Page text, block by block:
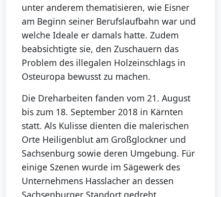
unter anderem thematisieren, wie Eisner
am Beginn seiner Berufslaufbahn war und
welche Ideale er damals hatte. Zudem
beabsichtigte sie, den Zuschauern das
Problem des illegalen Holzeinschlags in
Osteuropa bewusst zu machen.
Die Dreharbeiten fanden vom 21. August
bis zum 18. September 2018 in Kärnten
statt. Als Kulisse dienten die malerischen
Orte Heiligenblut am Großglockner und
Sachsenburg sowie deren Umgebung. Für
einige Szenen wurde im Sägewerk des
Unternehmens Hasslacher an dessen
Sachsenburger Standort gedreht.